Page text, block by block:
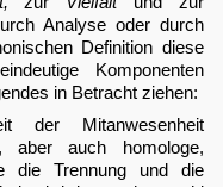
Analyse oder durch
Definition diese
Komponenten
in Betracht ziehen:
Mitanwesenheit
aber auch homologe,
die Trennung und die